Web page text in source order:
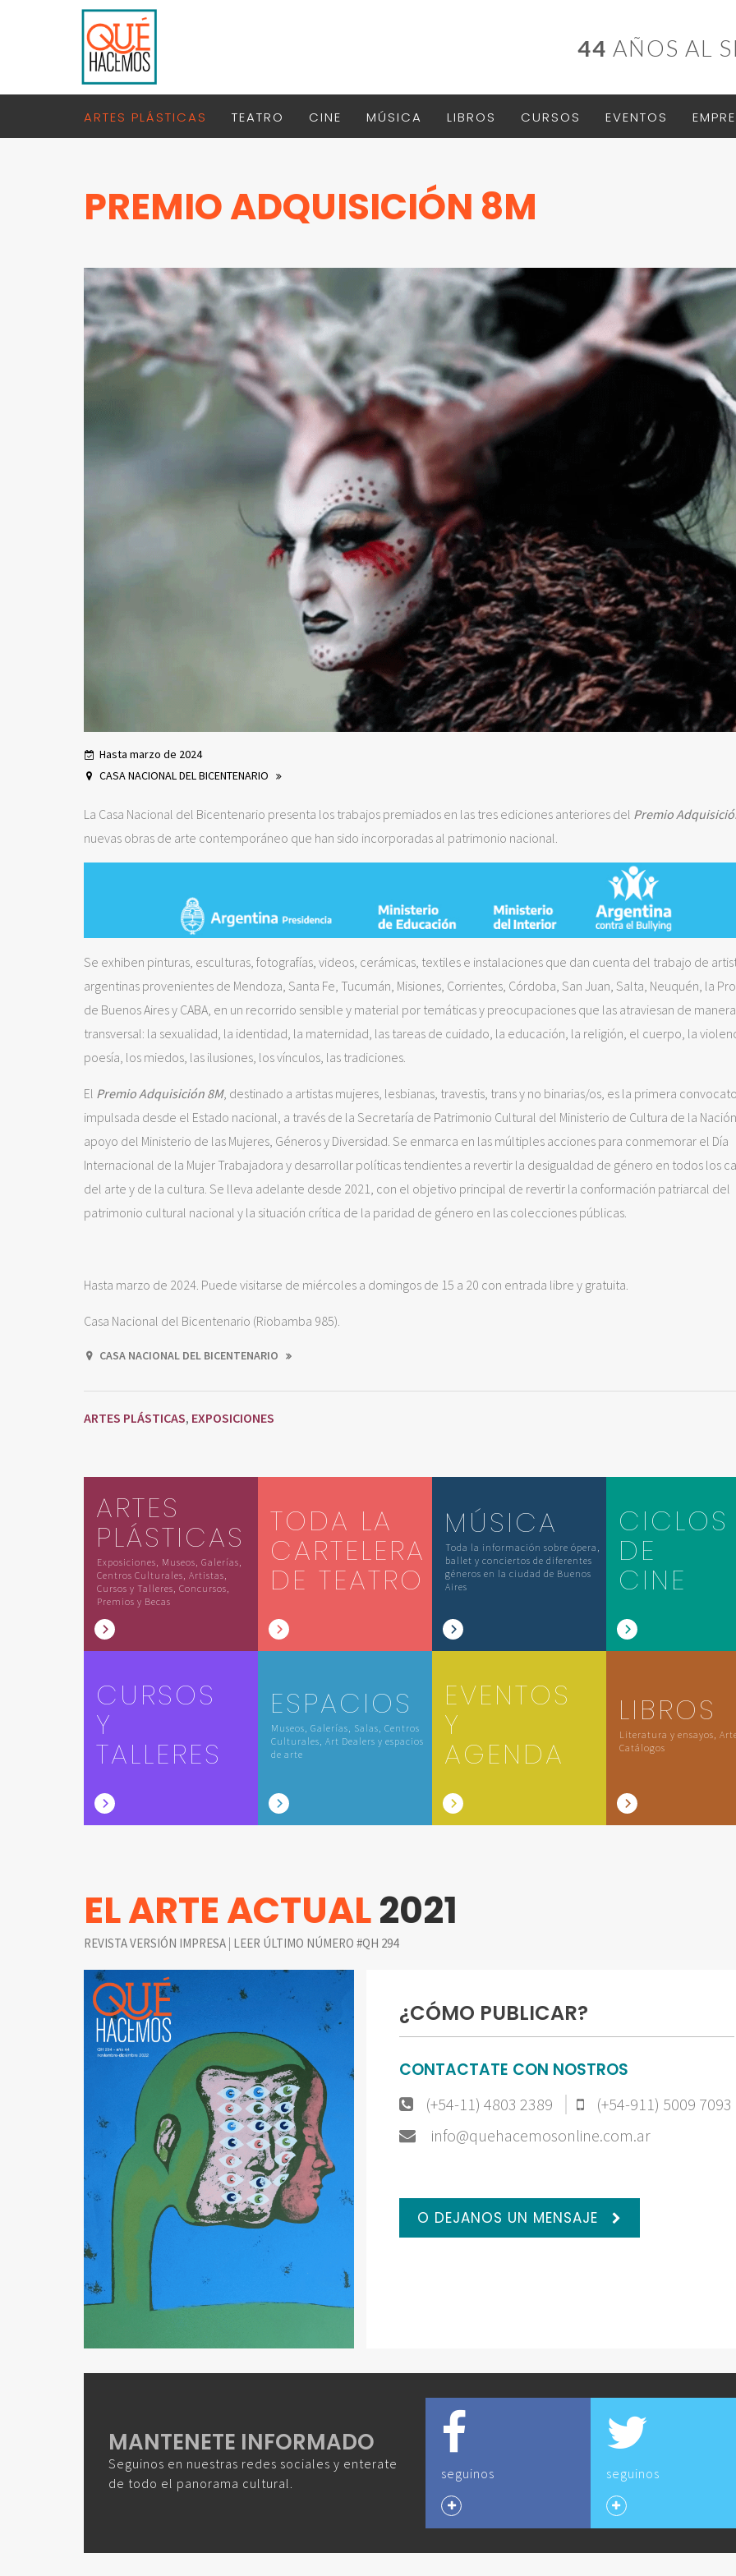
44 AÑOS AL
ARTES PLÁSTICAS TEATRO CINE MÚSICA LIBROS CURSOS EVENTOS
PREMIO ADQUISICIÓN 8M
Hasta marzo de 2024
CASA NACIONAL DEL BICENTENARIO
La Casa Nacional del Bicentenario presenta los trabajos premiados en las tres ediciones anteriores del Premio
nuevas obras de arte contemporáneo que han sido incorporadas al patrimonio nacional.
Se exhiben pinturas, esculturas, fotografías, videos, cerámicas, textiles e instalaciones que dan cuenta del trabajo de
argentinas provenientes de Mendoza, Santa Fe, Tucumán, Misiones, Corrientes, Córdoba, San Juan, Salta, Neuquén, la
de Buenos Aires y CABA, en un recorrido sensible y material por temáticas y preocupaciones que las atraviesan de manera
transversal: la sexualidad, la identidad, la maternidad, las tareas de cuidado, la educación, la religión, el cuerpo, la
poesía, los miedos, las ilusiones, los vínculos, las tradiciones.
El Premio Adquisición 8M, destinado a artistas mujeres, lesbianas, travestis, trans y no binarias/os, es la primera
impulsada desde el Estado nacional, a través de la Secretaría de Patrimonio Cultural del Ministerio de Cultura de la
apoyo del Ministerio de las Mujeres, Géneros y Diversidad. Se enmarca en las múltiples acciones para conmemorar el Día
Internacional de la Mujer Trabajadora y desarrollar políticas tendientes a revertir la desigualdad de género en todos los
del arte y de la cultura. Se lleva adelante desde 2021, con el objetivo principal de revertir la conformación patriarcal del
patrimonio cultural nacional y la situación crítica de la paridad de género en las colecciones públicas.
Hasta marzo de 2024. Puede visitarse de miércoles a domingos de 15 a 20 con entrada libre y gratuita.
Casa Nacional del Bicentenario (Riobamba 985).
CASA NACIONAL DEL BICENTENARIO
ARTES PLÁSTICAS, EXPOSICIONES
ARTES
PLÁSTICAS
Exposiciones, Museos, Galerías,
Centros Culturales, Artistas,
Cursos y Talleres, Concursos,
Premios y Becas
TODA LA
CARTELERA
DE TEATRO
MÚSICA
Toda la información sobre ópera,
ballet y conciertos de diferentes
géneros en la ciudad de Buenos
Aires
CICLOS
DE
CINE
CURSOS
Y
TALLERES
ESPACIOS
Museos, Galerías, Salas, Centros
Culturales, Art Dealers y espacios
de arte
EVENTOS
Y
AGENDA
LIBROS
Literatura y ensayos,
Catálogos
EL ARTE ACTUAL2021
REVISTA VERSIÓN IMPRESA | LEER ÚLTIMO NÚMERO #QH 294
¿CÓMO PUBLICAR?
CONTACTATE CON NOSTROS
(+54-11) 4803 2389
(+54-911) 5009 7093
info@quehacemosonline.com.ar
O DEJANOS UN MENSAJE
MANTENETE INFORMADO
Seguinos en nuestras redes sociales y enterate
de todo el panorama cultural.
seguinos seguinos